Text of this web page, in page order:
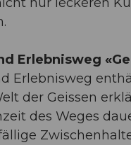
Erlebnisweg
Erlebnisweg
der Geissen
des Weges